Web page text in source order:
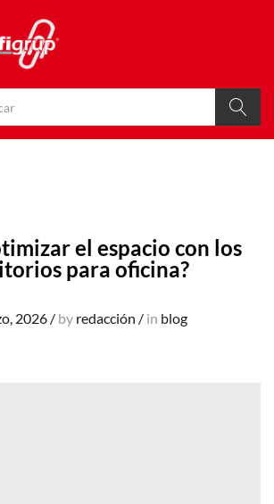
Buscar
el espacio con los
para oficina?
2026 / by redacción / in blog